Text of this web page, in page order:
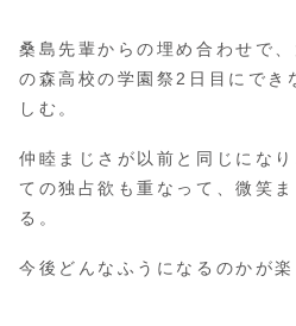
桑島先輩からの埋め合わせで
の森高校の学園祭2日目にでき
しむ。
仲睦まじさが以前と同じにな
ての独占欲も重なって、微笑
る。
今後どんなふうになるのかが楽